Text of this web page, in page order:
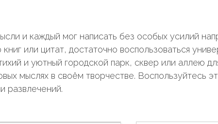
и каждый мог написать без особых усилий
или цитат, достаточно воспользоваться
и уютный городской парк, сквер или аллею
мыслях в своём творчестве. Воспользуйтесь
развлечений.